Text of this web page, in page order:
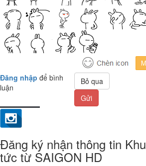
Đăng nhập để bình
luận
Bỏ qua
Gửi
Đăng ký nhận thông tin
tức từ SAIGON HD